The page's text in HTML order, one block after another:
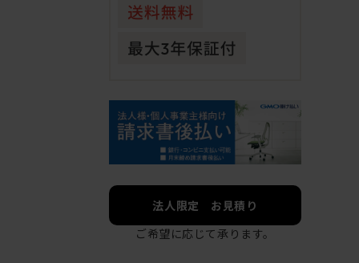
法人限定 お見積り
ご希望に応じて承ります。